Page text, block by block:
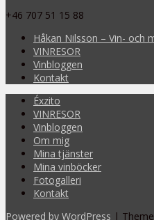
+46 707 51 15 88
Håkan Nilsson – Vin- och
VINRESOR
Vinbloggen
Kontakt
Éxzito
VINRESOR
Vinbloggen
Om mig
Mina tjänster
Mina vinböcker
Fotogalleri
Kontakt
Powered by WordPress |